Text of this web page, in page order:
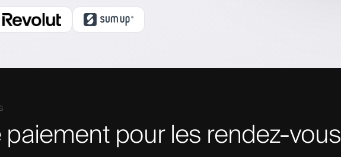
pour les rendez-vous